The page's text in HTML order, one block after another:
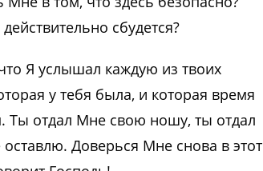
сбудется?
Я услышал каждую из твоих
у тебя была, и которая время
Ты отдал Мне свою ношу, ты отдал
Доверься Мне снова в этот